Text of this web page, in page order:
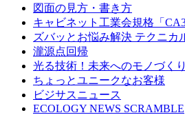
図面の見方・書き方
キャビネット工業会規格「
ズバッとお悩み解決 テクニカ
瀧源点回帰
光る技術！未来へのモノづくり
ちょっとユニークなお客様
ビジサスニュース
ECOLOGY NEWS SCRAMBLE